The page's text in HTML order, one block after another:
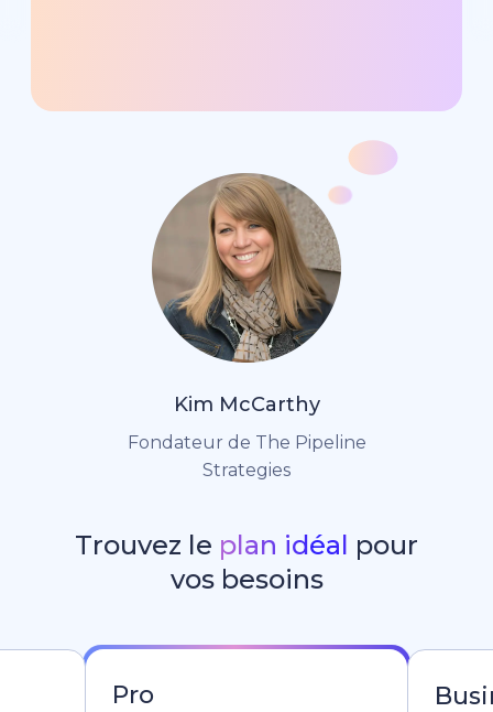
Kim McCarthy
Fondateur de The Pipeline
Strategies
Trouvez le plan idéal pour
vos besoins
Pro